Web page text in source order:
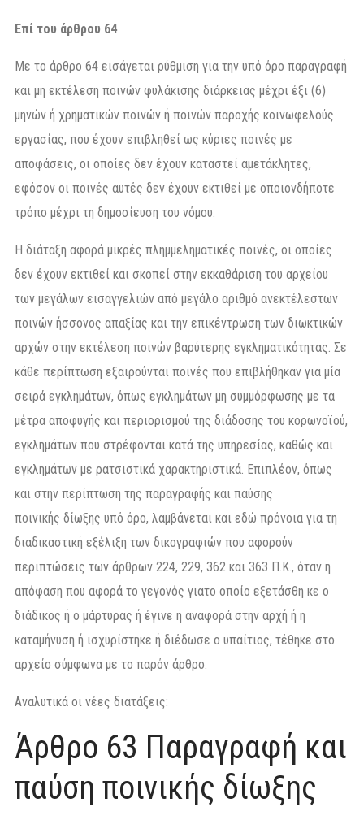
Επί του άρθρου 64
Με το άρθρο 64 εισάγεται ρύθμιση για την υπό όρο παραγραφή
και μη εκτέλεση ποινών φυλάκισης διάρκειας μέχρι έξι (6)
μηνών ή χρηματικών ποινών ή ποινών παροχής κοινωφελούς
εργασίας, που έχουν επιβληθεί ως κύριες ποινές με
αποφάσεις, οι οποίες δεν έχουν καταστεί αμετάκλητες,
εφόσον οι ποινές αυτές δεν έχουν εκτιθεί με οποιονδήποτε
τρόπο μέχρι τη δημοσίευση του νόμου.
Η διάταξη αφορά μικρές πλημμεληματικές ποινές, οι οποίες
δεν έχουν εκτιθεί και σκοπεί στην εκκαθάριση του αρχείου
των μεγάλων εισαγγελιών από μεγάλο αριθμό ανεκτέλεστων
ποινών ήσσονος απαξίας και την επικέντρωση των διωκτικών
αρχών στην εκτέλεση ποινών βαρύτερης εγκληματικότητας. Σε
κάθε περίπτωση εξαιρούνται ποινές που επιβλήθηκαν για μία
σειρά εγκλημάτων, όπως εγκλημάτων μη συμμόρφωσης με τα
μέτρα αποφυγής και περιορισμού της διάδοσης του κορωνοϊού,
εγκλημάτων που στρέφονται κατά της υπηρεσίας, καθώς και
εγκλημάτων με ρατσιστικά χαρακτηριστικά. Επιπλέον, όπως
και στην περίπτωση της παραγραφής και παύσης
ποινικής δίωξης υπό όρο, λαμβάνεται και εδώ πρόνοια για τη
διαδικαστική εξέλιξη των δικογραφιών που αφορούν
περιπτώσεις των άρθρων 224, 229, 362 και 363 Π.Κ., όταν η
απόφαση που αφορά το γεγονός γιατο οποίο εξετάσθη κε ο
διάδικος ή ο μάρτυρας ή έγινε η αναφορά στην αρχή ή η
καταμήνυση ή ισχυρίστηκε ή διέδωσε ο υπαίτιος, τέθηκε στο
αρχείο σύμφωνα με το παρόν άρθρο.
Αναλυτικά οι νέες διατάξεις:
Άρθρο 63 Παραγραφή και
παύση ποινικής δίωξης